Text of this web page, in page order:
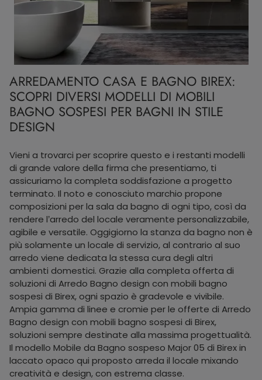
ARREDAMENTO CASA E BAGNO BIREX:
SCOPRI DIVERSI MODELLI DI MOBILI
BAGNO SOSPESI PER BAGNI IN STILE
DESIGN
Vieni a trovarci per scoprire questo e i restanti modelli
di grande valore della firma che presentiamo, ti
assicuriamo la completa soddisfazione a progetto
terminato. Il noto e conosciuto marchio propone
composizioni per la sala da bagno di ogni tipo, così da
rendere l’arredo del locale veramente personalizzabile,
agibile e versatile. Oggigiorno la stanza da bagno non è
più solamente un locale di servizio, al contrario al suo
arredo viene dedicata la stessa cura degli altri
ambienti domestici. Grazie alla completa offerta di
soluzioni di Arredo Bagno design con mobili bagno
sospesi di Birex, ogni spazio è gradevole e vivibile.
Ampia gamma di linee e cromie per le offerte di Arredo
Bagno design con mobili bagno sospesi di Birex,
soluzioni sempre destinate alla massima progettualità.
Il modello Mobile da Bagno sospeso Major 05 di Birex in
laccato opaco qui proposto arreda il locale mixando
creatività e design, con estrema classe.